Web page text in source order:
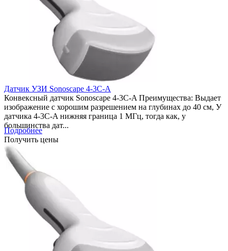
Датчик УЗИ Sonoscape 4-3C-A
Конвексный датчик Sonoscape 4-3C-A Преимущества: Выдает
изображение с хорошим разрешением на глубинах до 40 см, У
датчика 4-3C-A нижняя граница 1 МГц, тогда как, у
большинства дат...
Подробнее
Получить цены